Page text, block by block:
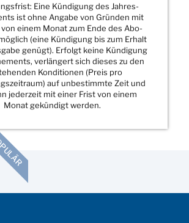
Eine Kündigung des Jahres-
ist ohne Angabe von Gründen mit
einem Monat zum Ende des Abo-
(eine Kündigung bis zum Erhalt
genügt). Erfolgt keine Kündigung
verlängert sich dieses zu den
Konditionen (Preis pro
auf unbestimmte Zeit und
jederzeit mit einer Frist von einem
Monat gekündigt werden.